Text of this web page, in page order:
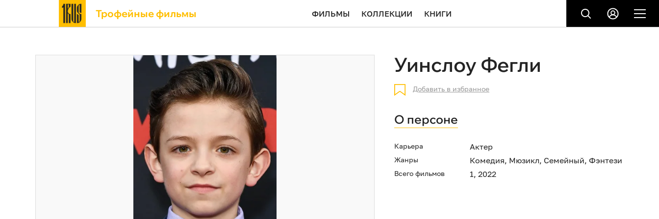
Трофейные фильмы ФИЛЬМЫ КОЛЛЕКЦИИ КНИГИ
Уинслоу Фегли
Добавить в избранное
О персоне
Карьера Актер
Жанры Комедия, Мюзикл, Семейный, Фэнтези
Всего фильмов 1, 2022